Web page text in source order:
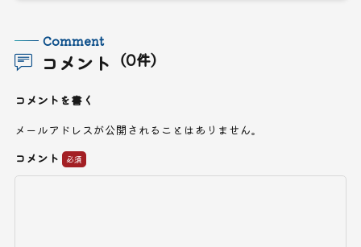
コメント （0件）
Comment
コメントを書く
メールアドレスが公開されることはありません。
コメント